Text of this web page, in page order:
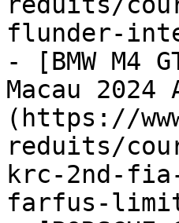
flunder-
- [BMW M4
Macau
(https://
reduits/
krc-2nd-
farfus-